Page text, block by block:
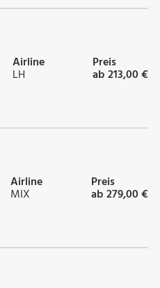
Airline
LH
Preis
ab 213,00 €
Airline
MIX
Preis
ab 279,00 €